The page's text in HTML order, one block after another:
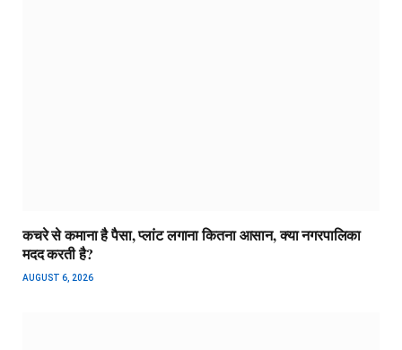
कचरे से कमाना है पैसा, प्लांट लगाना कितना आसान, क्या नगरपालिका
मदद करती है?
AUGUST 6, 2026